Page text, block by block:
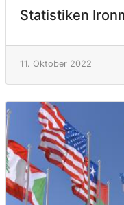
Statistiken
11. Oktober 2022